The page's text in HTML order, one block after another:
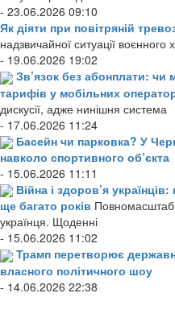
- 23.06.2026 09:10
Як діяти при повітряній
надзвичайної ситуації воєнного
- 19.06.2026 19:02
Зв’язок без абонплати: чи
тарифів у мобільних
дискусії, адже нинішня система
- 17.06.2026 11:24
Басейн чи парковка? У
навколо спортивного об’єкта
- 15.06.2026 11:11
Війна і здоров’я
ще багато років
українця. Щоденні
- 15.06.2026 11:02
Трамп перетворює
власного політичного шоу
- 14.06.2026 22:38